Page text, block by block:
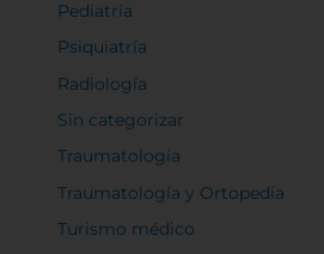
Pediatría
Psiquiatría
Radiología
Sin categorizar
Traumatología
Traumatología y Ortopedia
Turismo médico